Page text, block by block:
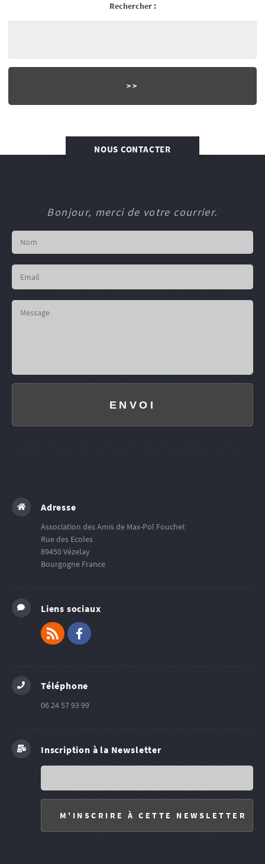
Rechercher :
NOUS CONTACTER
Bonjour, merci de votre courrier.
ENVOI
Adresse
Association des Amis de Max-Pol Fouchet
Rue des Ecoles
89450Vézelay
Bourgogne France
Liens sociaux
Téléphone
06 24 57 93 99
Inscription à la Newsletter